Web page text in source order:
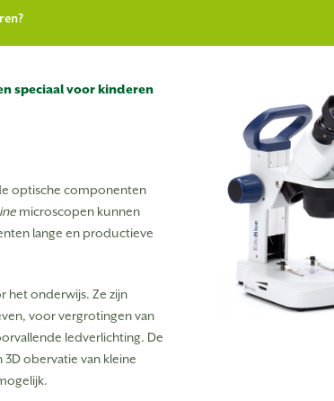
speciaal voor kinderen
optische componenten
microscopen kunnen
lange en productieve
het onderwijs. Ze zijn
voor vergrotingen van
ledverlichting. De
obervatie van kleine